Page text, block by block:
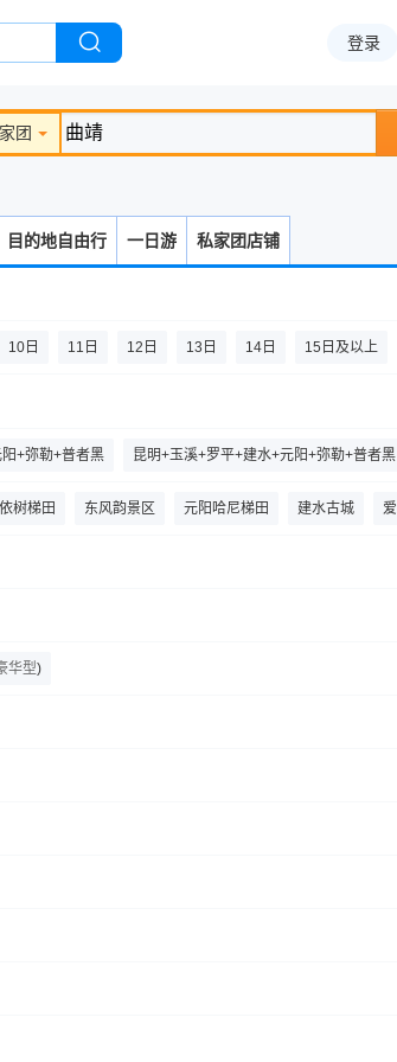
登录
团
目的地自由行 一日游 私家团店铺
10日 11日 12日 13日 14日 15日及以上
+弥勒+普者黑 昆明+玉溪+罗平+建水+元阳+弥勒+普者黑
水+元阳+蒙自+弥勒 昆明+玉溪+弥勒+普者黑 罗平一地
树梯田 东风韵景区 元阳哈尼梯田 建水古城
华型)